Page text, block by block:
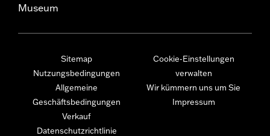
Museum
Sitemap
Nutzungsbedingungen
Allgemeine
Geschäftsbedingungen
Verkauf
Datenschutzrichtlinie
Cookie-Einstellungen
verwalten
Wir kümmern uns um Sie
Impressum